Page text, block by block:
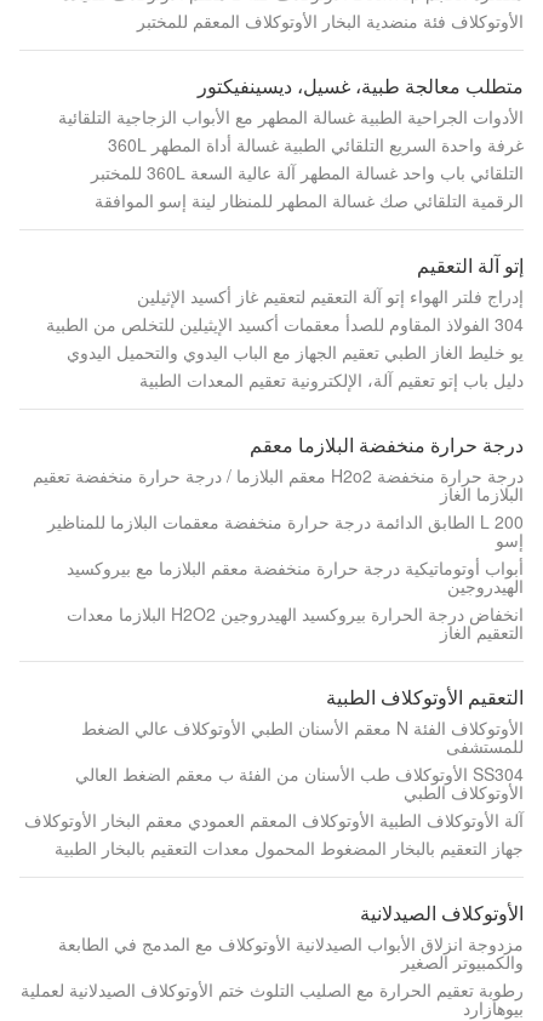
الأوتوكلاف فئة منضدية البخار الأوتوكلاف المعقم للمختبر
متطلب معالجة طبية، غسيل، ديسينفيكتور
الأدوات الجراحية الطبية غسالة المطهر مع الأبواب الزجاجية التلقائية
غرفة واحدة السريع التلقائي الطبية غسالة أداة المطهر 360L
التلقائي باب واحد غسالة المطهر آلة عالية السعة 360L للمختبر
الرقمية التلقائي صك غسالة المطهر للمنظار لينة إسو الموافقة
إتو آلة التعقيم
إدراج فلتر الهواء إتو آلة التعقيم لتعقيم غاز أكسيد الإثيلين
304 الفولاذ المقاوم للصدأ معقمات أكسيد الإيثيلين للتخلص من الطبية
يو خليط الغاز الطبي تعقيم الجهاز مع الباب اليدوي والتحميل اليدوي
دليل باب إتو تعقيم آلة، الإلكترونية تعقيم المعدات الطبية
درجة حرارة منخفضة البلازما معقم
درجة حرارة منخفضة H2o2 معقم البلازما / درجة حرارة منخفضة تعقيم
البلازما الغاز
200 L الطابق الدائمة درجة حرارة منخفضة معقمات البلازما للمناظير
إسو
أبواب أوتوماتيكية درجة حرارة منخفضة معقم البلازما مع بيروكسيد
الهيدروجين
انخفاض درجة الحرارة بيروكسيد الهيدروجين H2O2 البلازما معدات
التعقيم الغاز
التعقيم الأوتوكلاف الطبية
الأوتوكلاف الفئة N معقم الأسنان الطبي الأوتوكلاف عالي الضغط
للمستشفى
SS304 الأوتوكلاف طب الأسنان من الفئة ب معقم الضغط العالي
الأوتوكلاف الطبي
آلة الأوتوكلاف الطبية الأوتوكلاف المعقم العمودي معقم البخار الأوتوكلاف
جهاز التعقيم بالبخار المضغوط المحمول معدات التعقيم بالبخار الطبية
الأوتوكلاف الصيدلانية
مزدوجة انزلاق الأبواب الصيدلانية الأوتوكلاف مع المدمج في الطابعة
والكمبيوتر الصغير
رطوبة تعقيم الحرارة مع الصليب التلوث ختم الأوتوكلاف الصيدلانية لعملية
بيوهازارد